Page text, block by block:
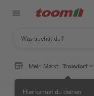
Mein Markt: Troisdorf
Hier kannst du deinen